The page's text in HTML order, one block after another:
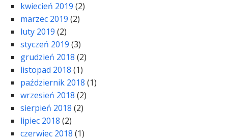
kwiecień 2019 (2)
marzec 2019 (2)
luty 2019 (2)
styczeń 2019 (3)
grudzień 2018 (2)
listopad 2018 (1)
październik 2018 (1)
wrzesień 2018 (2)
sierpień 2018 (2)
lipiec 2018 (2)
czerwiec 2018 (1)